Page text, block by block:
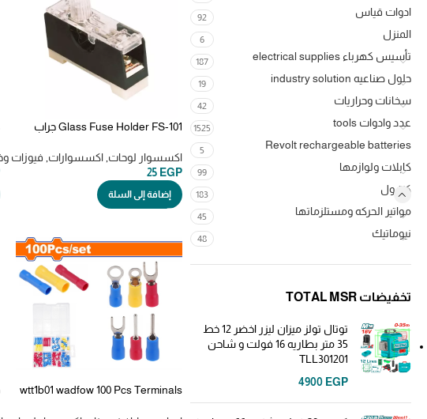
ادوات قياس 92
المنزل 6
تأسيس كهرباء electrical supplies 187
حلول صناعيه industry solution 19
سخانات وحراريات 42
عدد وادوات tools 1525
Revolt rechargeable batteries
5
كابلات ولوازمها 99
كنترول 183
مواتير الحركه ومستلزماتها 45
نيوماتيك 48
تخفيضات TOTAL MSR
توتال تولز ميزان ليزر اخضر 12 خط
35 متر بطاريه 16 فولت و شاحن
TLL301201
4900 EGP
Glass Fuse Holder FS-101 جراب
اكسسوار لوحات اكسسوارات فيوزات
25 EGP
إضافة إلى السلة
wtt1b01 wadfow 100 Pcs Terminals